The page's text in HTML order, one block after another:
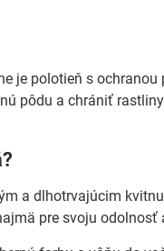
je polotieň s
pôdu a chrániť
a dlhotrvajúcim
pre svoju